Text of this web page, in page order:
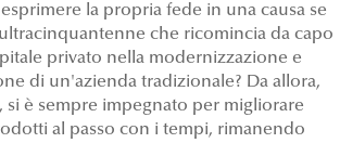
la propria fede in una causa se
che ricomincia da capo
privato nella modernizzazione e
di un'azienda tradizionale? Da allora,
si è sempre impegnato per migliorare
al passo con i tempi, rimanendo